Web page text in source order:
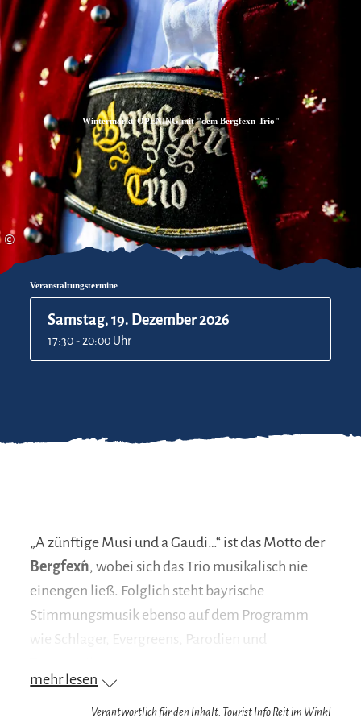
Zum
Inhalt
Zur
Suche
Zum
Footer
©
Wintermarkt-OPENING mit "dem Bergfexn-Trio"
Veranstaltungstermine
Samstag, 19. Dezember 2026
17:30 - 20:00 Uhr
„A zünftige Musi und a Gaudi…“ ist das Motto der
Bergfex´n, wobei sich das Trio musikalisch nie
einengen ließ. Folglich steht bayrische
Stimmungsmusik ebenso auf dem Programm
wie Schlager, Evergreens, Parodien und
mehr lesen
Verantwortlich für den Inhalt: Tourist Info Reit im Winkl